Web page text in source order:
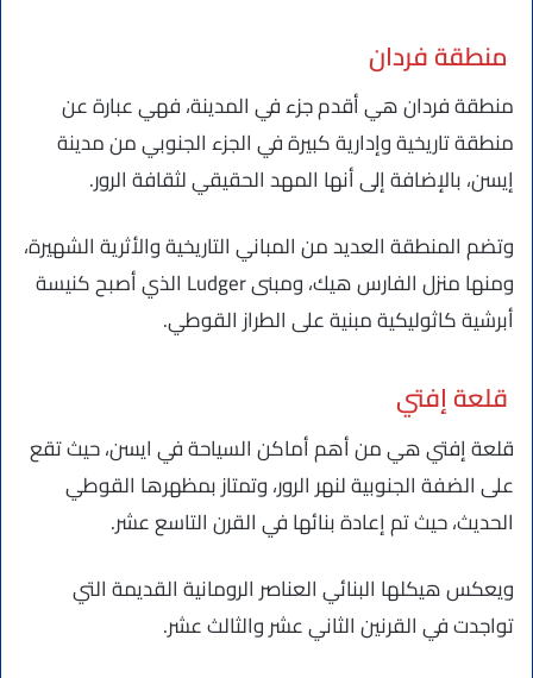
منطقة فردان
منطقة فردان هي أقدم جزء في المدينة، فهي عبارة عن
منطقة تاريخية وإدارية كبيرة في الجزء الجنوبي من مدينة
إيسن، بالإضافة إلى أنها المهد الحقيقي لثقافة الرور.
وتضم المنطقة العديد من المباني التاريخية والأثرية الشهيرة،
ومنها منزل الفارس هيك، ومبنى Ludger الذي أصبح كنيسة
أبرشية كاثوليكية مبنية على الطراز القوطي.
قلعة إفتي
قلعة إفتي هي من أهم أماكن السياحة في ايسن، حيث تقع
على الضفة الجنوبية لنهر الرور، وتمتاز بمظهرها القوطي
الحديث، حيث تم إعادة بنائها في القرن التاسع عشر.
ويعكس هيكلها البنائي العناصر الرومانية القديمة التي
تواجدت في القرنين الثاني عشر والثالث عشر.